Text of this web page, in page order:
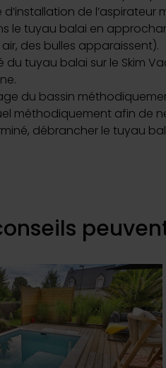
de l’aspirateur
le tuyau balai en
des bulles apparaissent).
du tuyau balai sur le Skim
du bassin
méthodiquement afin de
débrancher le tuyau